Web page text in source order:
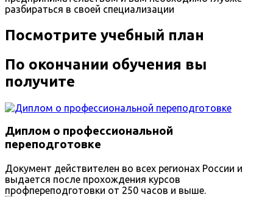
разбираться в своей специализации
Посмотрите учебный план
По окончании обучения вы
получите
Диплом о профессиональной
переподготовке
Документ действителен во всех регионах России и
выдается после прохождения курсов
профпереподготовки от 250 часов и выше.